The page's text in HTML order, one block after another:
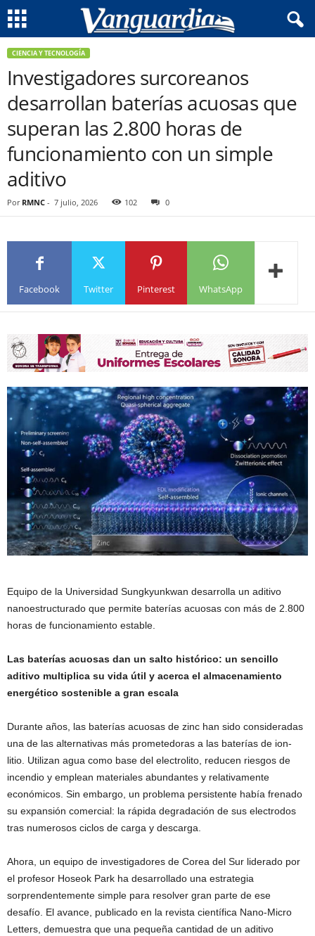
CIENCIA Y TECNOLOGÍA
Investigadores surcoreanos
desarrollan baterías acuosas que
superan las 2.800 horas de
funcionamiento con un simple
aditivo
Por RMNC - 7 julio, 2026 102 0
Facebook Twitter Pinterest WhatsApp
Equipo de la Universidad Sungkyunkwan desarrolla un aditivo
nanoestructurado que permite baterías acuosas con más de 2.800
horas de funcionamiento estable.
Las baterías acuosas dan un salto histórico: un sencillo
aditivo multiplica su vida útil y acerca el almacenamiento
energético sostenible a gran escala
Durante años, las baterías acuosas de zinc han sido consideradas
una de las alternativas más prometedoras a las baterías de ion-
litio. Utilizan agua como base del electrolito, reducen riesgos de
incendio y emplean materiales abundantes y relativamente
económicos. Sin embargo, un problema persistente había frenado
su expansión comercial: la rápida degradación de sus electrodos
tras numerosos ciclos de carga y descarga.
Ahora, un equipo de investigadores de Corea del Sur liderado por
el profesor Hoseok Park ha desarrollado una estrategia
sorprendentemente simple para resolver gran parte de ese
desafío. El avance, publicado en la revista científica Nano-Micro
Letters, demuestra que una pequeña cantidad de un aditivo